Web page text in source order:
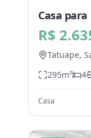
Casa
- SP
R$
Tatuape,
295m² 4
Casa